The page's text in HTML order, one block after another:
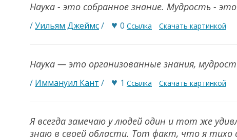
Наука - это собранное знание. Мудрость -
/Уильям Джеймс/ ♥ 0 Ссылка Скачать картинкой
Наука — это организованные знания,
/ Иммануил Кант / ♥ 1 Ссылка Скачать картинкой
Я всегда замечаю у людей один и тот же
знаю в своей области. Тот факт, что я тихо